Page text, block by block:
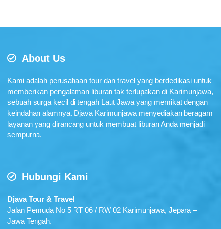
About Us
Kami adalah perusahaan tour dan travel yang berdedikasi untuk
memberikan pengalaman liburan tak terlupakan di Karimunjawa,
sebuah surga kecil di tengah Laut Jawa yang memikat dengan
keindahan alamnya. Djava Karimunjawa menyediakan beragam
layanan yang dirancang untuk membuat liburan Anda menjadi
sempurna.
Hubungi Kami
Djava Tour & Travel
Jalan Pemuda No 5 RT 06 / RW 02 Karimunjawa, Jepara –
Jawa Tengah.